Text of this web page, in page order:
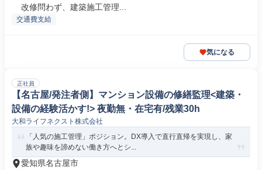
改修問わず、建築施工管理...
交通費支給
気になる
正社員
【名古屋/発注者側】マンション設備の修繕監理<建築・
設備の経験活かす!> 夜勤無・在宅有/残業30h
大和ライフネクスト株式会社
「人気の施工管理」ポジション。DX導入で直行直帰を実現し、家
族や趣味を諦めない働き方へとシ...
愛知県名古屋市